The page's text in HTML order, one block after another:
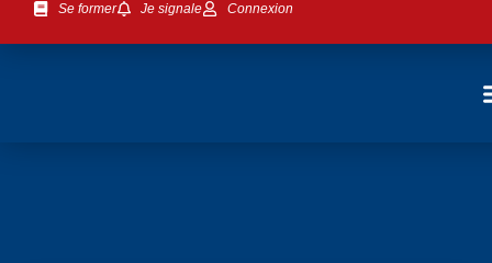
Se former Je signale Connexion